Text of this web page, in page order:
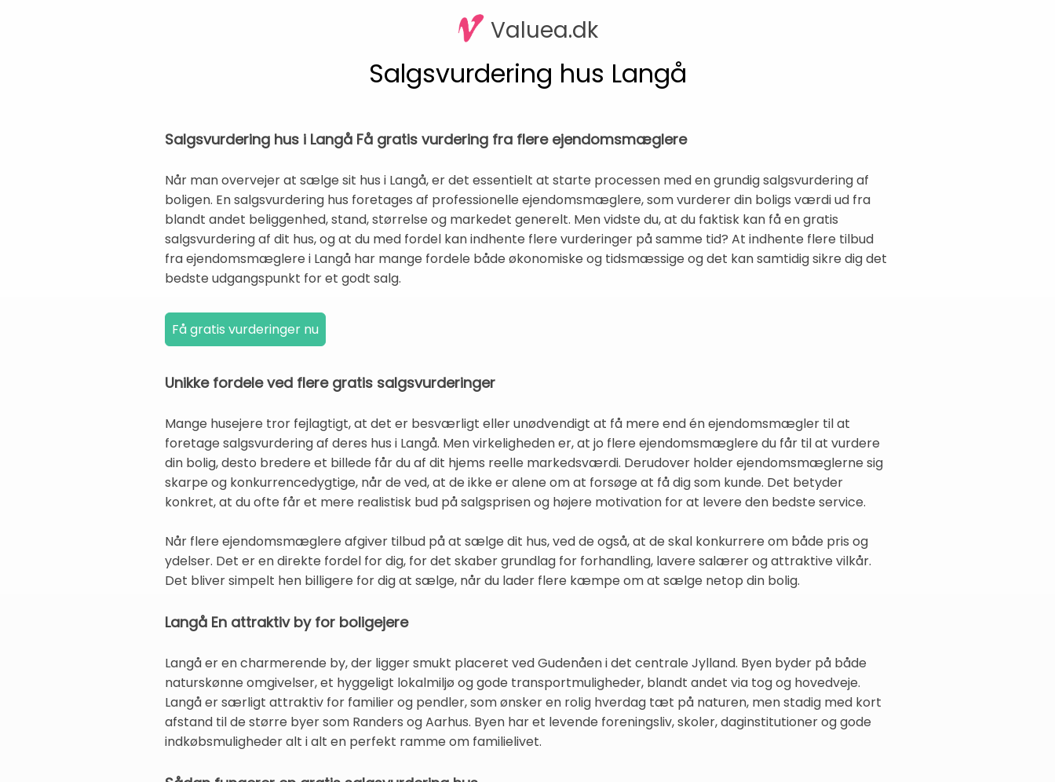
Valuea.dk
Salgsvurdering hus Langå
Salgsvurdering hus i Langå Få gratis vurdering fra flere ejendomsmæglere
Når man overvejer at sælge sit hus i Langå, er det essentielt at starte processen med en grundig salgsvurdering af
boligen. En salgsvurdering hus foretages af professionelle ejendomsmæglere, som vurderer din boligs værdi ud fra
blandt andet beliggenhed, stand, størrelse og markedet generelt. Men vidste du, at du faktisk kan få en gratis
salgsvurdering af dit hus, og at du med fordel kan indhente flere vurderinger på samme tid? At indhente flere tilbud
fra ejendomsmæglere i Langå har mange fordele både økonomiske og tidsmæssige og det kan samtidig sikre dig det
bedste udgangspunkt for et godt salg.
Unikke fordele ved flere gratis salgsvurderinger
Mange husejere tror fejlagtigt, at det er besværligt eller unødvendigt at få mere end én ejendomsmægler til at
foretage salgsvurdering af deres hus i Langå. Men virkeligheden er, at jo flere ejendomsmæglere du får til at vurdere
din bolig, desto bredere et billede får du af dit hjems reelle markedsværdi. Derudover holder ejendomsmæglerne sig
skarpe og konkurrencedygtige, når de ved, at de ikke er alene om at forsøge at få dig som kunde. Det betyder
konkret, at du ofte får et mere realistisk bud på salgsprisen og højere motivation for at levere den bedste service.
Når flere ejendomsmæglere afgiver tilbud på at sælge dit hus, ved de også, at de skal konkurrere om både pris og
ydelser. Det er en direkte fordel for dig, for det skaber grundlag for forhandling, lavere salærer og attraktive vilkår.
Det bliver simpelt hen billigere for dig at sælge, når du lader flere kæmpe om at sælge netop din bolig.
Langå En attraktiv by for boligejere
Langå er en charmerende by, der ligger smukt placeret ved Gudenåen i det centrale Jylland. Byen byder på både
naturskønne omgivelser, et hyggeligt lokalmiljø og gode transportmuligheder, blandt andet via tog og hovedveje.
Langå er særligt attraktiv for familier og pendler, som ønsker en rolig hverdag tæt på naturen, men stadig med kort
afstand til de større byer som Randers og Aarhus. Byen har et levende foreningsliv, skoler, daginstitutioner og gode
indkøbsmuligheder alt i alt en perfekt ramme om familielivet.